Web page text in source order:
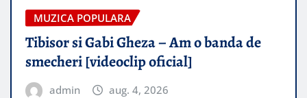
MUZICA POPULARA
Tibisor si Gabi Gheza – Am o banda de
smecheri [videoclip oficial]
admin aug. 4, 2026